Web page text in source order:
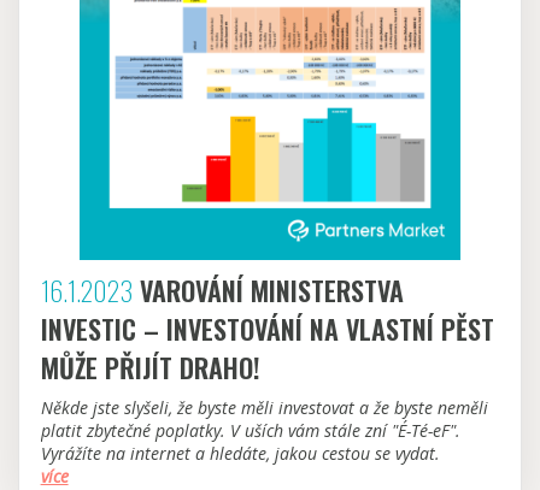
16.1.2023 VAROVÁNÍ MINISTERSTVA
INVESTIC – INVESTOVÁNÍ NA VLASTNÍ PĚST
MŮŽE PŘIJÍT DRAHO!
Někde jste slyšeli, že byste měli investovat a že byste neměli
platit zbytečné poplatky. V uších vám stále zní "É-Té-eF".
Vyrážíte na internet a hledáte, jakou cestou se vydat.
více